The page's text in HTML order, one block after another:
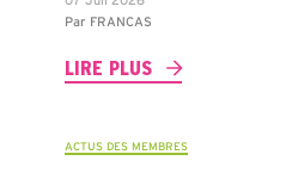
Par FRANCAS
LIRE PLUS
ACTUS DES MEMBRES